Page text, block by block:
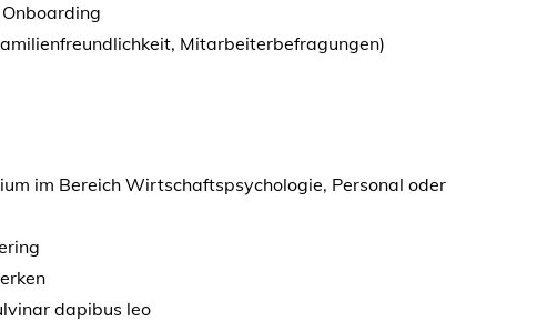
Mitarbeiterbefragungen)
im Bereich Wirtschaftspsychologie, Personal oder
dapibus leo